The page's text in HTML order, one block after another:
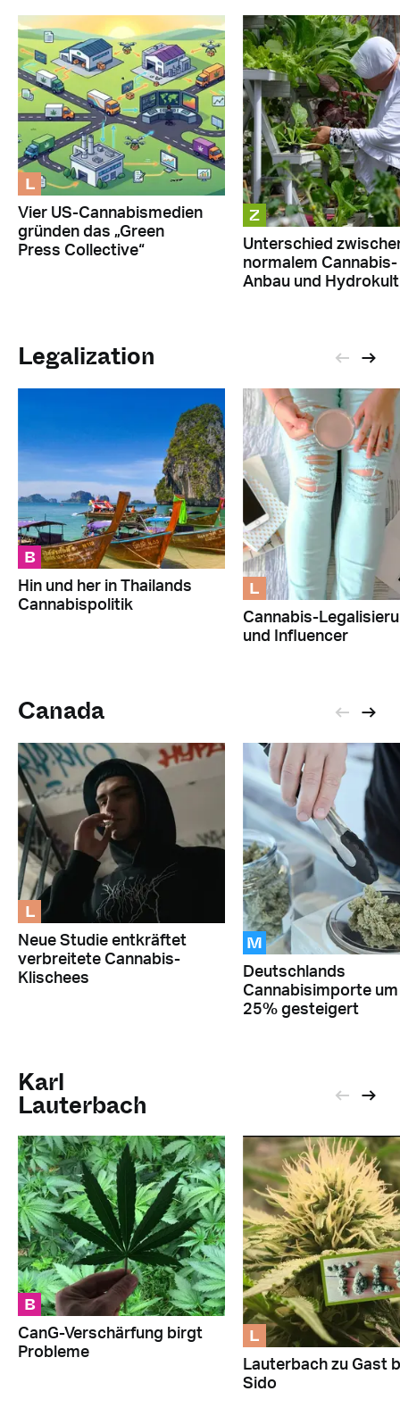
L
Vier US-Cannabismedien
gründen das „Green
Press Collective“
Z
Unterschied
normalem Cannabis-
Anbau und
Legalization
B
Hin und her in Thailands
Cannabispolitik
L
Cannabis-
und Influencer
Canada
L
Neue Studie entkräftet
verbreitete Cannabis-
Klischees
M
Deutschlands
Cannabisimporte um
25% gesteigert
Karl
Lauterbach
B
CanG-Verschärfung birgt
Probleme
L
Lauterbach zu Gast
Sido